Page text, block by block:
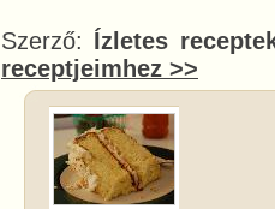
Szerző: Ízletes
receptjeimhez >>